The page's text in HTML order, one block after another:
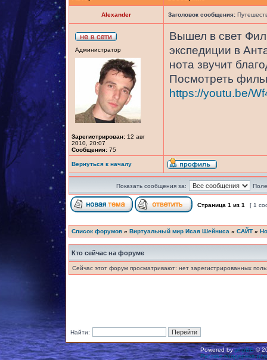
Alexander Заголовок сообщения:
Администратор
Зарегистрирован: 12 авг
2010, 20:07
Сообщения: 75
Вышел в свет
экспедиции в
нота звучит
Посмотреть
https://youtu.be/
Вернуться к началу
Показать сообщения за:
Страница 1 из 1 [ 1
Список форумов » Виртуальный мир Исая Шейниса » САЙТ »
Кто сейчас на форуме
Сейчас этот форум просматривают: нет зарегистрированных
Найти:
Powered byphpBB©
Русская поддержка